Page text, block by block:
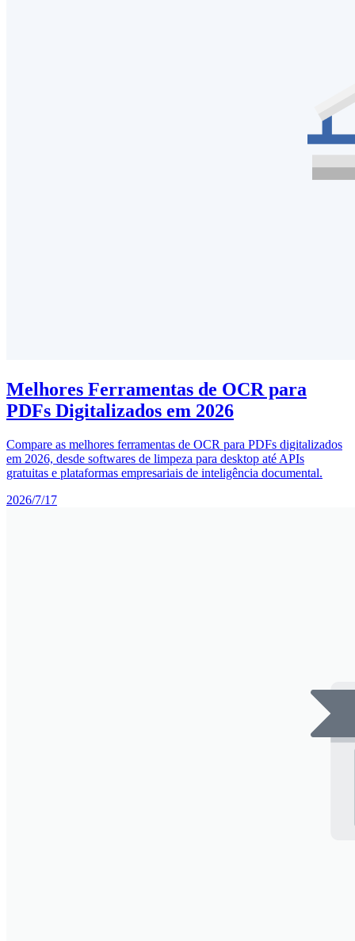
Melhores Ferramentas de OCR para
PDFs Digitalizados em 2026
Compare as melhores ferramentas de OCR para PDFs digitalizados
em 2026, desde softwares de limpeza para desktop até APIs
gratuitas e plataformas empresariais de inteligência documental.
2026/7/17